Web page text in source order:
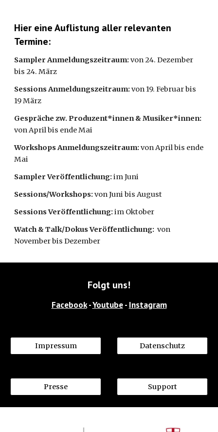
Hier eine Auflistung aller relevanten
Termine:
Sampler Anmeldungszeitraum: von 24. Dezember
bis 24. März
Sessions Anmeldungszeitraum: von 19. Februar bis
19 März
von April bis ende Mai
Workshops Anmeldungszeitraum: von April bis ende
Mai
Sampler Veröffentlichung: im Juni
Sessions/Workshops: von Juni bis August
Sessions Veröffentlichung: im Oktober
Watch & Talk/Dokus Veröffentlichung: von
November bis Dezember
Folgt uns!
Facebook - Youtube - Instagram
Impressum Datenschutz
Presse Support